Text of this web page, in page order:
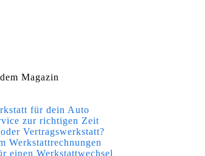
Magazin
für dein Auto
zur richtigen Zeit
Vertragswerkstatt?
Werkstattrechnungen
einen Werkstattwechsel